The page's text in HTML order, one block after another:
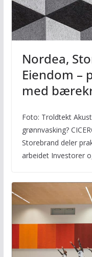
Nordea,
Eiendom –
med
Foto: Troldtekt
grønnvasking?
Storebrand deler
arbeidet Investorer